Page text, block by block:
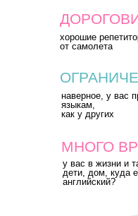
хорошие
от самолета
МНОГО
наверное, у вас
языкам,
как у других
у вас в жизни и
дети, дом, куда
английский?